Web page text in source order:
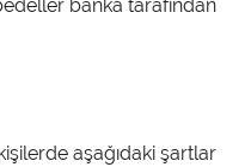
banka tarafından
aşağıdaki şartlar